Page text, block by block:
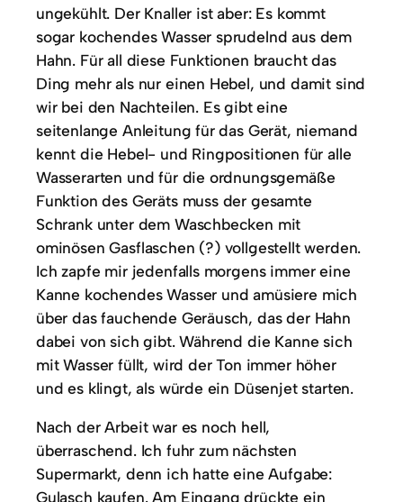
ungekühlt. Der Knaller ist aber: Es kommt
sogar kochendes Wasser sprudelnd aus dem
Hahn. Für all diese Funktionen braucht das
Ding mehr als nur einen Hebel, und damit sind
wir bei den Nachteilen. Es gibt eine
seitenlange Anleitung für das Gerät, niemand
kennt die Hebel- und Ringpositionen für alle
Wasserarten und für die ordnungsgemäße
Funktion des Geräts muss der gesamte
Schrank unter dem Waschbecken mit
ominösen Gasflaschen (?) vollgestellt werden.
Ich zapfe mir jedenfalls morgens immer eine
Kanne kochendes Wasser und amüsiere mich
über das fauchende Geräusch, das der Hahn
dabei von sich gibt. Während die Kanne sich
mit Wasser füllt, wird der Ton immer höher
und es klingt, als würde ein Düsenjet starten.
Nach der Arbeit war es noch hell,
überraschend. Ich fuhr zum nächsten
Supermarkt, denn ich hatte eine Aufgabe:
Gulasch kaufen. Am Eingang drückte ein